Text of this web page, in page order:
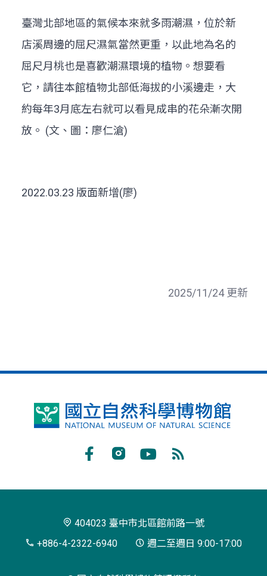
臺灣北部地區的氣候本來就多雨潮濕，位於新
店溪周邊的屈尺濕氣當然更重，以此地為名的
屈尺月桃也是喜歡潮濕環境的植物。想要看
它，請往本館植物北部低海拔的小溪邊走，大
約每年3月底左右就可以看見成串的花朵漸次開
放。 (文、圖：廖仁滄)
2022.03.23 版面新增(廖)
2025/11/24 更新
國
博
閱
404023 臺中市北區館前路一號
+886-4-2322-6940
週二至週日 9:00-17:00